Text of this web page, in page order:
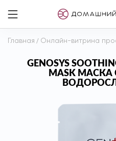
Главная / Онлайн-витрина
GENOSYS
MASK